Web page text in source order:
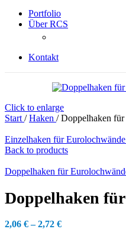
Portfolio
Über RCS
Kontakt
Click to enlarge
Start / Haken / Doppelhaken
Einzelhaken für
Back to products
Doppelhaken für
Doppelhaken
2,06 €–2,72 €